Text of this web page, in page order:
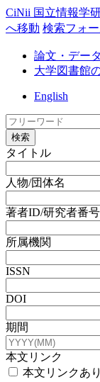
CiNii 国立情報学
へ移動 検索フォ
論文・デー
大学図書館
English
検索
タイトル
人物/団体名
著者ID/研究者番号
所属機関
ISSN
DOI
期間
本文リンク
本文リンクあり